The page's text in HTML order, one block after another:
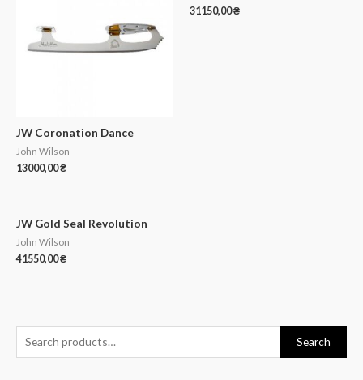
Search
JW Coronation Dance
John Wilson
13000,00₴
31150,00₴
JW Gold Seal Revolution
John Wilson
41550,00₴